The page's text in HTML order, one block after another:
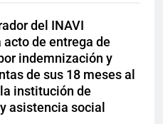
del INAVI
acto de entrega de
indemnización y
de sus 18 meses al
institución de
asistencia social